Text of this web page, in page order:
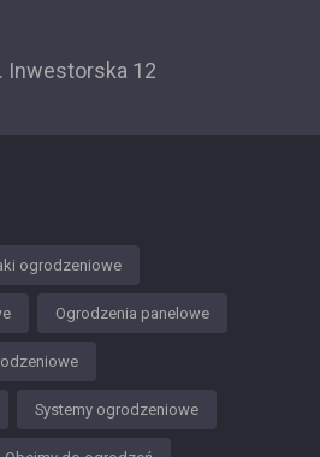
Inwestorska 12
ogrodzeniowe
Ogrodzenia panelowe
Systemy ogrodzeniowe